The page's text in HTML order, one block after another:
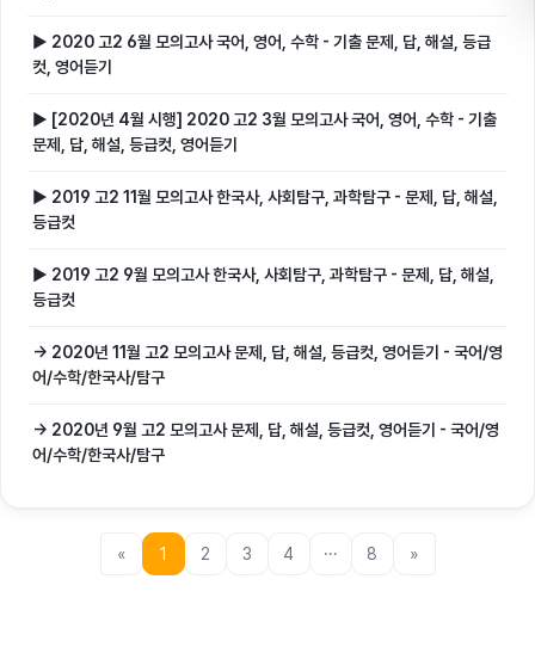
▶ 2020 고2 6월 모의고사 국어, 영어, 수학 - 기출 문제, 답, 해설, 등급
컷, 영어듣기
▶ [2020년 4월 시행] 2020 고2 3월 모의고사 국어, 영어, 수학 - 기출
문제, 답, 해설, 등급컷, 영어듣기
▶ 2019 고2 11월 모의고사 한국사, 사회탐구, 과학탐구 - 문제, 답, 해설,
등급컷
▶ 2019 고2 9월 모의고사 한국사, 사회탐구, 과학탐구 - 문제, 답, 해설,
등급컷
→ 2020년 11월 고2 모의고사 문제, 답, 해설, 등급컷, 영어듣기 - 국어/영
어/수학/한국사/탐구
→ 2020년 9월 고2 모의고사 문제, 답, 해설, 등급컷, 영어듣기 - 국어/영
어/수학/한국사/탐구
« 1 2 3 4 ··· 8 »